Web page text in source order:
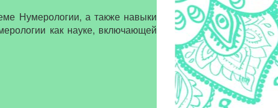
Нумерологии, а также навыки
как науке, включающей